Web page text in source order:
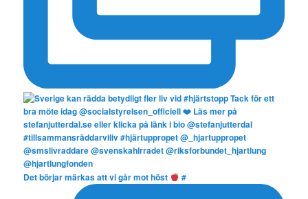
Det börjar märkas att vi går mot höst #